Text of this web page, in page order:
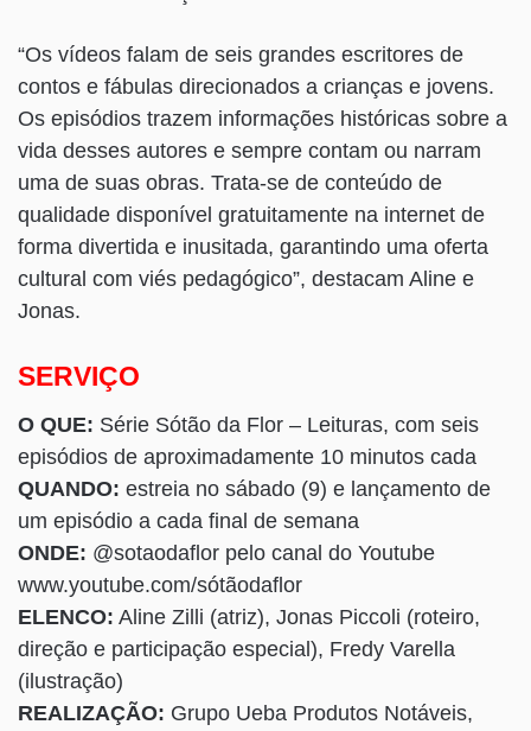
“Os vídeos falam de seis grandes escritores de
contos e fábulas direcionados a crianças e jovens.
Os episódios trazem informações históricas sobre a
vida desses autores e sempre contam ou narram
uma de suas obras. Trata-se de conteúdo de
qualidade disponível gratuitamente na internet de
forma divertida e inusitada, garantindo uma oferta
cultural com viés pedagógico”, destacam Aline e
Jonas.
SERVIÇO
O QUE: Série Sótão da Flor – Leituras, com seis
episódios de aproximadamente 10 minutos cada
QUANDO: estreia no sábado (9) e lançamento de
um episódio a cada final de semana
ONDE: @sotaodaflor pelo canal do Youtube
www.youtube.com/sótãodaflor
ELENCO: Aline Zilli (atriz), Jonas Piccoli (roteiro,
direção e participação especial), Fredy Varella
(ilustração)
REALIZAÇÃO: Grupo Ueba Produtos Notáveis,